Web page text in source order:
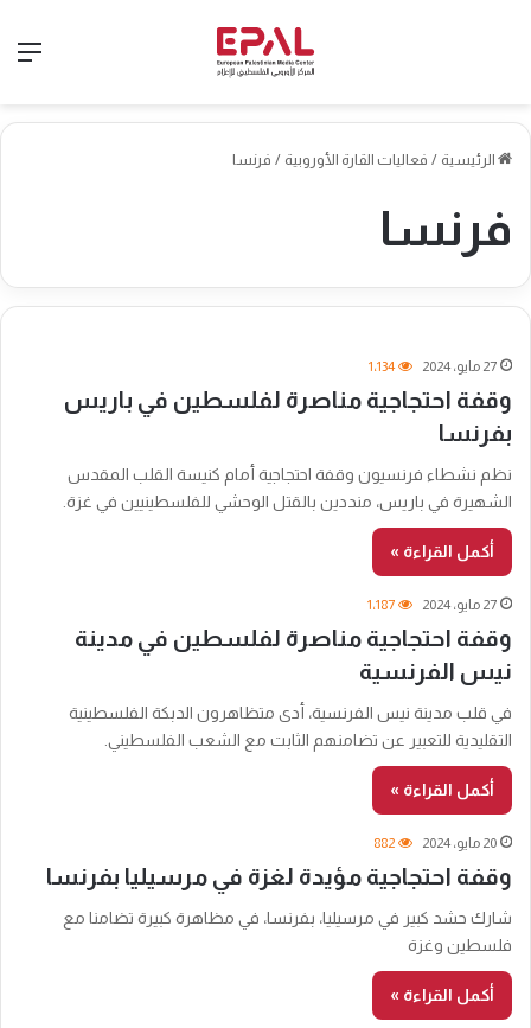
الرئيسية / فعاليات القارة الأوروبية / فرنسا
فرنسا
27 مايو، 2024 1٬134
وقفة احتجاجية مناصرة لفلسطين في باريس
بفرنسا
نظم نشطاء فرنسيون وقفة احتجاجية أمام كنيسة القلب المقدس
الشهيرة في باريس، منددين بالقتل الوحشي للفلسطينيين في غزة.
أكمل القراءة »
27 مايو، 2024 1٬187
وقفة احتجاجية مناصرة لفلسطين في مدينة
نيس الفرنسية
في قلب مدينة نيس الفرنسية، أدى متظاهرون الدبكة الفلسطينية
التقليدية للتعبير عن تضامنهم الثابت مع الشعب الفلسطيني.
أكمل القراءة »
20 مايو، 2024 882
وقفة احتجاجية مؤيدة لغزة في مرسيليا بفرنسا
شارك حشد كبير في مرسيليا، بفرنسا، في مظاهرة كبيرة تضامنا مع
فلسطين وغزة
أكمل القراءة »